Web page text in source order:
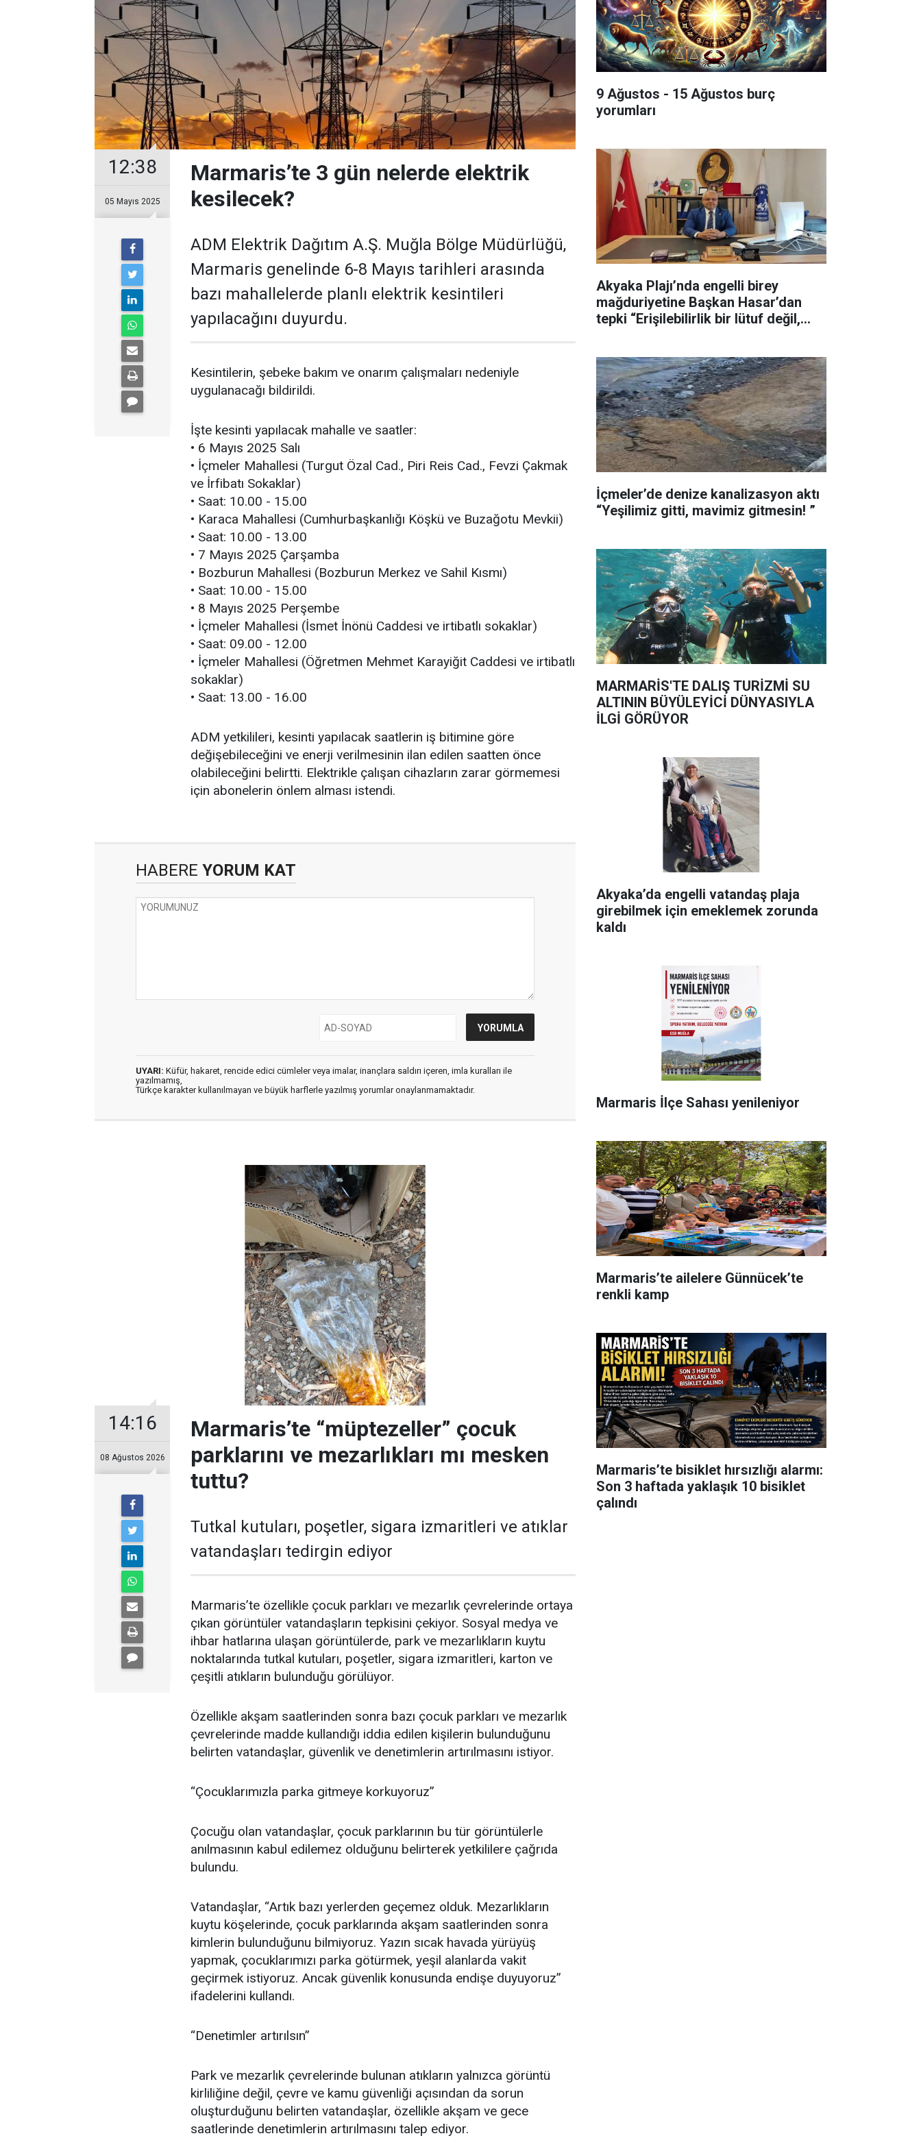
12:38
05 Mayıs 2025
Marmaris’te 3 gün nelerde elektrik
kesilecek?
ADM Elektrik Dağıtım A.Ş. Muğla Bölge Müdürlüğü,
Marmaris genelinde 6-8 Mayıs tarihleri arasında
bazı mahallelerde planlı elektrik kesintileri
yapılacağını duyurdu.
Kesintilerin, şebeke bakım ve onarım çalışmaları nedeniyle
uygulanacağı bildirildi.
İşte kesinti yapılacak mahalle ve saatler:
• 6 Mayıs 2025 Salı
• İçmeler Mahallesi (Turgut Özal Cad., Piri Reis Cad., Fevzi Çakmak
ve İrfibatı Sokaklar)
• Saat: 10.00 - 15.00
• Karaca Mahallesi (Cumhurbaşkanlığı Köşkü ve Buzağotu Mevkii)
• Saat: 10.00 - 13.00
• 7 Mayıs 2025 Çarşamba
• Bozburun Mahallesi (Bozburun Merkez ve Sahil Kısmı)
• Saat: 10.00 - 15.00
• 8 Mayıs 2025 Perşembe
• İçmeler Mahallesi (İsmet İnönü Caddesi ve irtibatlı sokaklar)
• Saat: 09.00 - 12.00
• İçmeler Mahallesi (Öğretmen Mehmet Karayiğit Caddesi ve irtibatlı
sokaklar)
• Saat: 13.00 - 16.00
ADM yetkilileri, kesinti yapılacak saatlerin iş bitimine göre
değişebileceğini ve enerji verilmesinin ilan edilen saatten önce
olabileceğini belirtti. Elektrikle çalışan cihazların zarar görmemesi
için abonelerin önlem alması istendi.
HABERE YORUM KAT
UYARI: Küfür, hakaret, rencide edici cümleler veya imalar, inançlara saldırı içeren, imla kuralları ile
yazılmamış,
Türkçe karakter kullanılmayan ve büyük harflerle yazılmış yorumlar onaylanmamaktadır.
14:16
08 Ağustos 2026
Marmaris’te “müptezeller” çocuk
parklarını ve mezarlıkları mı mesken
tuttu?
Tutkal kutuları, poşetler, sigara izmaritleri ve atıklar
vatandaşları tedirgin ediyor
Marmaris’te özellikle çocuk parkları ve mezarlık çevrelerinde ortaya
çıkan görüntüler vatandaşların tepkisini çekiyor. Sosyal medya ve
ihbar hatlarına ulaşan görüntülerde, park ve mezarlıkların kuytu
noktalarında tutkal kutuları, poşetler, sigara izmaritleri, karton ve
çeşitli atıkların bulunduğu görülüyor.
Özellikle akşam saatlerinden sonra bazı çocuk parkları ve mezarlık
çevrelerinde madde kullandığı iddia edilen kişilerin bulunduğunu
belirten vatandaşlar, güvenlik ve denetimlerin artırılmasını istiyor.
“Çocuklarımızla parka gitmeye korkuyoruz”
Çocuğu olan vatandaşlar, çocuk parklarının bu tür görüntülerle
anılmasının kabul edilemez olduğunu belirterek yetkililere çağrıda
bulundu.
Vatandaşlar, “Artık bazı yerlerden geçemez olduk. Mezarlıkların
kuytu köşelerinde, çocuk parklarında akşam saatlerinden sonra
kimlerin bulunduğunu bilmiyoruz. Yazın sıcak havada yürüyüş
yapmak, çocuklarımızı parka götürmek, yeşil alanlarda vakit
geçirmek istiyoruz. Ancak güvenlik konusunda endişe duyuyoruz”
ifadelerini kullandı.
“Denetimler artırılsın”
Park ve mezarlık çevrelerinde bulunan atıkların yalnızca görüntü
kirliliğine değil, çevre ve kamu güvenliği açısından da sorun
oluşturduğunu belirten vatandaşlar, özellikle akşam ve gece
saatlerinde denetimlerin artırılmasını talep ediyor.
9 Ağustos - 15 Ağustos burç
yorumları
Akyaka Plajı’nda engelli birey
mağduriyetine Başkan Hasar’dan
tepki “Erişilebilirlik bir lütuf değil,
İçmeler’de denize kanalizasyon aktı
“Yeşilimiz gitti, mavimiz gitmesin! ”
MARMARİS'TE DALIŞ TURİZMİ SU
ALTININ BÜYÜLEYİCİ DÜNYASIYLA
İLGİ GÖRÜYOR
Akyaka’da engelli vatandaş plaja
girebilmek için emeklemek zorunda
kaldı
Marmaris İlçe Sahası yenileniyor
Marmaris’te ailelere Günnücek’te
renkli kamp
Marmaris’te bisiklet hırsızlığı alarmı:
Son 3 haftada yaklaşık 10 bisiklet
çalındı